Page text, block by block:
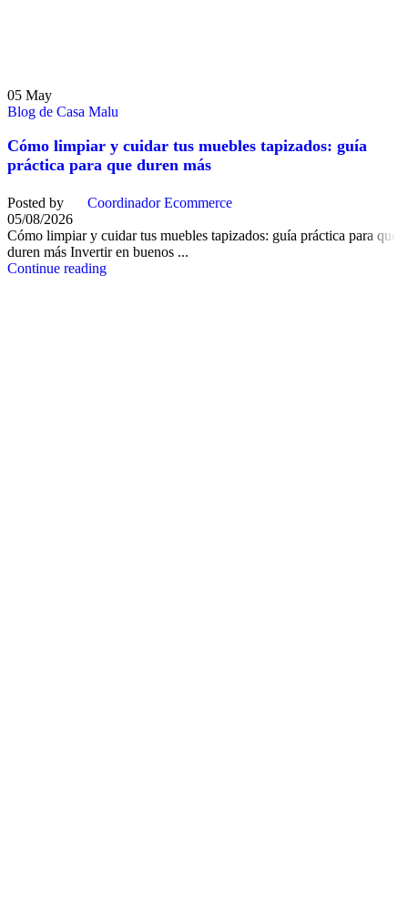
05 May
Blog de Casa Malu
Cómo limpiar y cuidar tus muebles tapizados: guía
práctica para que duren más
Posted by
Coordinador Ecommerce
05/08/2026
Cómo limpiar y cuidar tus muebles tapizados: guía práctica para que
duren más Invertir en buenos ...
Continue reading